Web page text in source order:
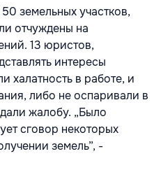
земельных участков,
отчуждены на
13 юристов,
интересы
халатность в работе, и
либо не оспаривали в
жалобу. „Было
сговор некоторых
земель”, -